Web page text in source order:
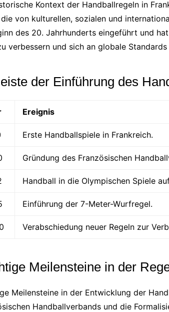
Kontext der Handballregeln in
von kulturellen, sozialen und
des 20. Jahrhunderts eingeführt und
verbessern und sich an globale Standards
der Einführung des
Ereignis
Erste Handballspiele in Frankreich.
Gründung des Französischen
Handball in die Olympischen Spiele
Einführung der 7-Meter-Wurfregel.
Verabschiedung neuer Regeln zur
Meilensteine in der
Meilensteine in der Entwicklung der
Handballverbands und die